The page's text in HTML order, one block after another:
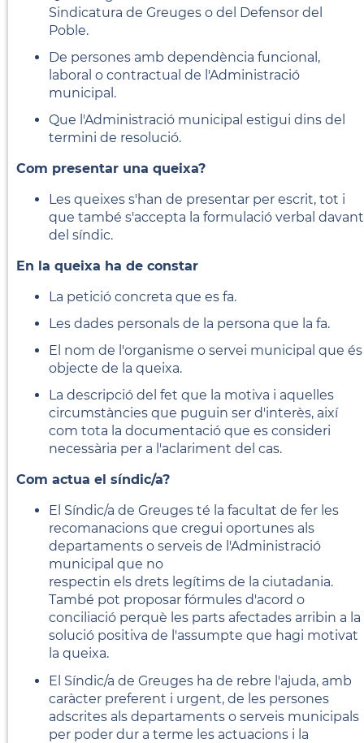
Sindicatura de Greuges o del Defensor del
Poble.
De persones amb dependència funcional,
laboral o contractual de l'Administració
municipal.
Que l'Administració municipal estigui dins del
termini de resolució.
Com presentar una queixa?
Les queixes s'han de presentar per escrit, tot i
que també s'accepta la formulació verbal davant
del síndic.
En la queixa ha de constar
La petició concreta que es fa.
Les dades personals de la persona que la fa.
El nom de l'organisme o servei municipal que és
objecte de la queixa.
La descripció del fet que la motiva i aquelles
circumstàncies que puguin ser d'interès, així
com tota la documentació que es consideri
necessària per a l'aclariment del cas.
Com actua el síndic/a?
El Síndic/a de Greuges té la facultat de fer les
recomanacions que cregui oportunes als
departaments o serveis de l'Administració
municipal que no
respectin els drets legítims de la ciutadania.
També pot proposar fórmules d'acord o
conciliació perquè les parts afectades arribin a la
solució positiva de l'assumpte que hagi motivat
la queixa.
El Síndic/a de Greuges ha de rebre l'ajuda, amb
caràcter preferent i urgent, de les persones
adscrites als departaments o serveis municipals
per poder dur a terme les actuacions i la